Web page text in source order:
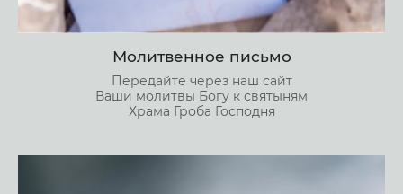
Молитвенное письмо
Передайте через наш сайт
Ваши молитвы Богу к святыням
Храма Гроба Господня